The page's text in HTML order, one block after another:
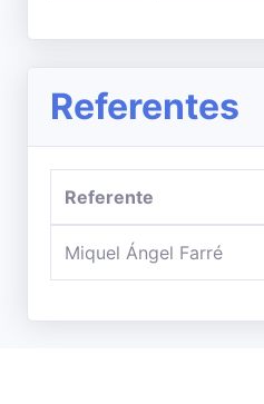
Referentes
Referente
Miquel Ángel Farré